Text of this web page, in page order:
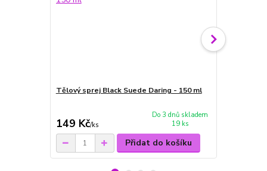
Tělový sprej Black Suede Daring - 150 ml
149 Kč/ks
Do 3 dnů skladem
19 ks
Přidat do košíku